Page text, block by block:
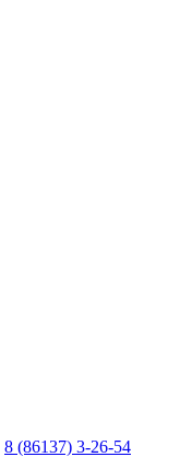
8 (86137) 3-26-54